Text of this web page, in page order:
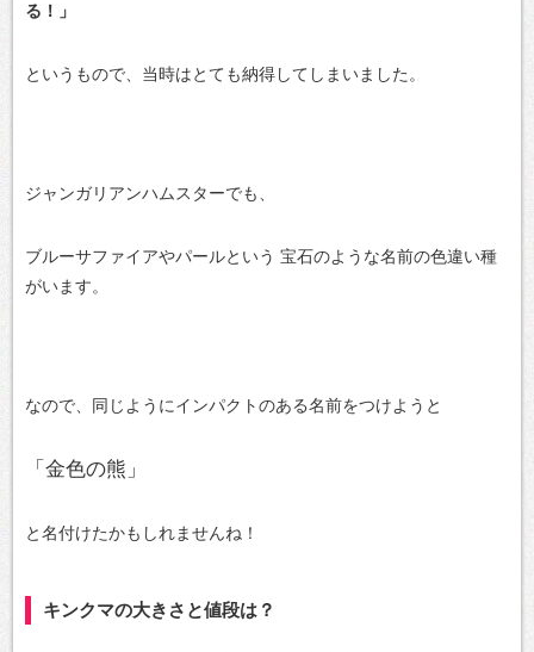
る！」
というもので、当時はとても納得してしまいました。
ジャンガリアンハムスターでも、
ブルーサファイアやパールという 宝石のような名前の色違い種
がいます。
なので、同じようにインパクトのある名前をつけようと
「金色の熊」
と名付けたかもしれませんね！
キンクマの大きさと値段は？